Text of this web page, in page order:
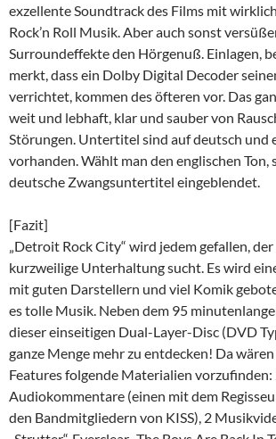
exzellente Soundtrack des Films mit
Rock’n Roll Musik. Aber auch sonst
Surroundeffekte den Hörgenuß. Einlagen,
merkt, dass ein Dolby Digital Decoder
verrichtet, kommen des öfteren vor. Das
weit und lebhaft, klar und sauber von
Störungen. Untertitel sind auf deutsch und
vorhanden. Wählt man den englischen Ton,
deutsche Zwangsuntertitel eingeblendet.
[Fazit]
„Detroit Rock City“ wird jedem gefallen, der
kurzweilige Unterhaltung sucht. Es wird
mit guten Darstellern und viel Komik
es tolle Musik. Neben dem 95
dieser einseitigen Dual-Layer-Disc (DVD
ganze Menge mehr zu entdecken! Da
Features folgende Materialien vorzufinden:
Audiokommentare (einen mit dem
den Bandmitgliedern von KISS), 2